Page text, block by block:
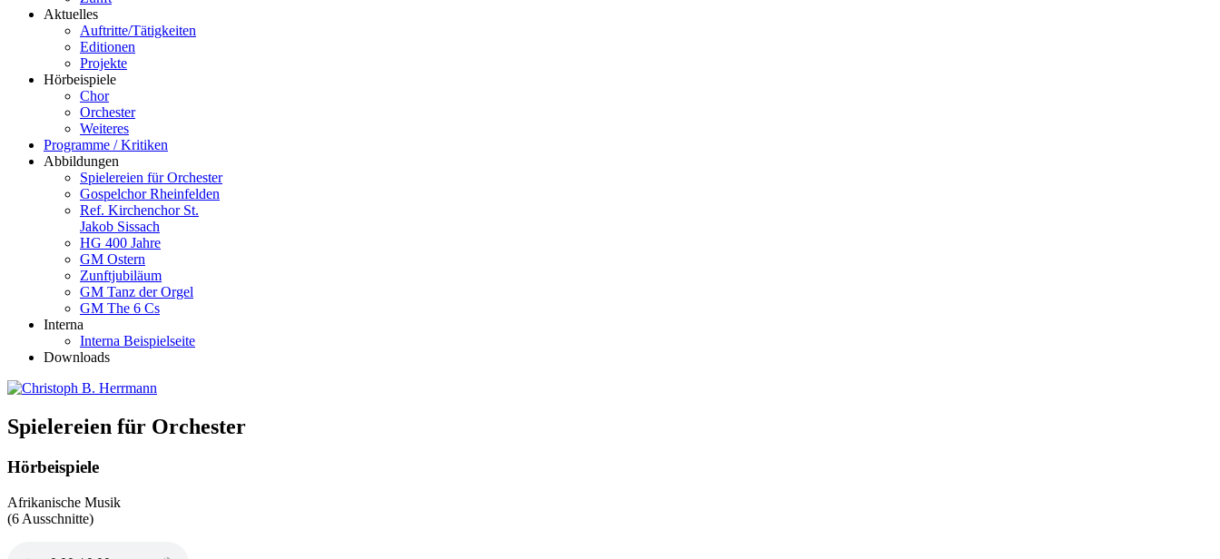
Aktuelles
Auftritte/Tätigkeiten
Editionen
Projekte
Hörbeispiele
Chor
Orchester
Weiteres
Programme / Kritiken
Abbildungen
Spielereien für Orchester
Gospelchor Rheinfelden
Ref. Kirchenchor St.
Jakob Sissach
HG 400 Jahre
GM Ostern
Zunftjubiläum
GM Tanz der Orgel
GM The 6 Cs
Interna
Interna Beispielseite
Downloads
Spielereien für Orchester
Hörbeispiele
Afrikanische Musik
(6 Ausschnitte)